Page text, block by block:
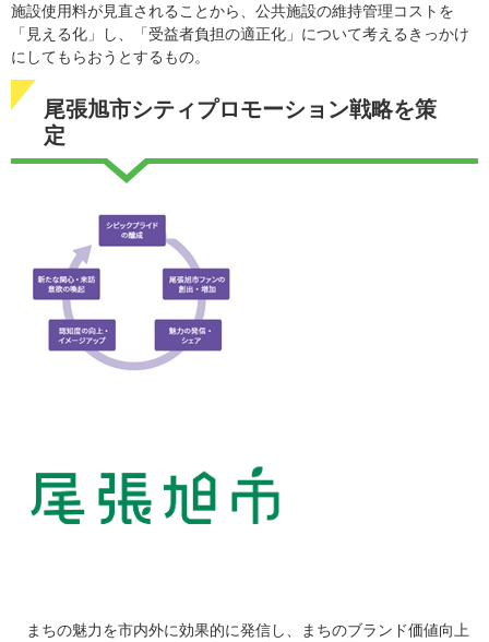
施設使用料が見直されることから、公共施設の維持管理コストを
「見える化」し、「受益者負担の適正化」について考えるきっかけ
にしてもらおうとするもの。
尾張旭市シティプロモーション戦略を策
定
まちの魅力を市内外に効果的に発信し、まちのブランド価値向上